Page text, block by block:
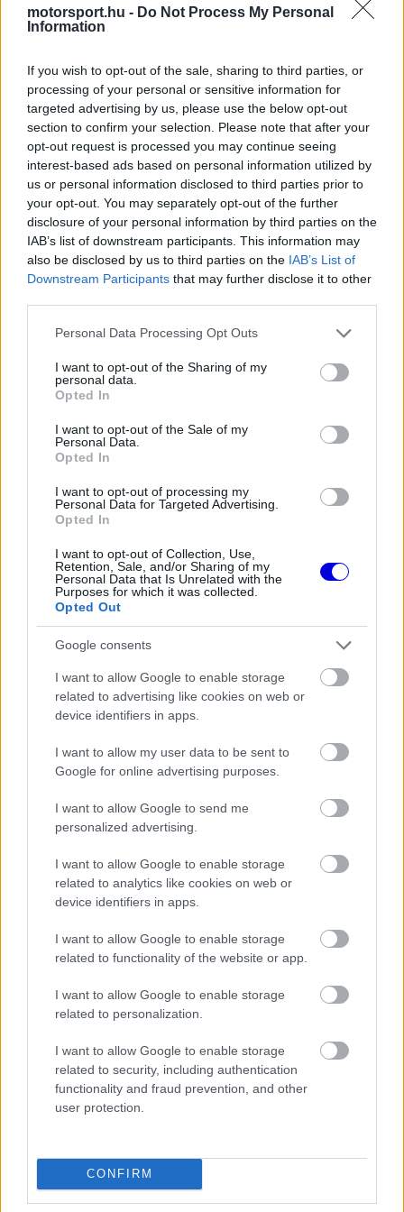
motorsport.hu - Do Not Process My Personal
Information
If you wish to opt-out of the sale, sharing to third parties, or
processing of your personal or sensitive information for
targeted advertising by us, please use the below opt-out
section to confirm your selection. Please note that after your
opt-out request is processed you may continue seeing
interest-based ads based on personal information utilized by
us or personal information disclosed to third parties prior to
your opt-out. You may separately opt-out of the further
disclosure of your personal information by third parties on the
IAB’s list of downstream participants. This information may
also be disclosed by us to third parties on the IAB’s List of
Downstream Participants that may further disclose it to other
Please note that this website/app uses one or more Google
not limited to your visit or usage behaviour. You may click to
grant or deny consent to Google and its third-party tags to
use your data for below specified purposes in below Google
consent section.
Personal Data Processing Opt Outs
I want to opt-out of the Sharing of my
personal data.
Opted In
I want to opt-out of the Sale of my
Personal Data.
Opted In
I want to opt-out of processing my
Personal Data for Targeted Advertising.
Opted In
I want to opt-out of Collection, Use,
Retention, Sale, and/or Sharing of my
Personal Data that Is Unrelated with the
Purposes for which it was collected.
Opted Out
Google consents
I want to allow Google to enable storage
related to advertising like cookies on web or
device identifiers in apps.
I want to allow my user data to be sent to
Google for online advertising purposes.
I want to allow Google to send me
personalized advertising.
I want to allow Google to enable storage
related to analytics like cookies on web or
device identifiers in apps.
I want to allow Google to enable storage
related to functionality of the website or app.
I want to allow Google to enable storage
related to personalization.
I want to allow Google to enable storage
related to security, including authentication
functionality and fraud prevention, and other
user protection.
CONFIRM
window.
A lebonyolítás egyszerű volt, minden pilóta
egyetlen négkörös próbálkozást teljesíthetett,
vagyis négy repülő kör átlagsebessége döntött. A
szombatra tervezett formátummal ellentétben
ezúttal nem volt lehetőség több nekifutásra, így
aki hibázott vagy nem találta el az egyensúlyt,
annak nem maradt javítási esélye.
EZEKET IS AJÁNLJUK
világbajnoki címet kellett volna
nyernie a McLarennel
FORMA-1
célkeresztben
Óriási átalakulás a Ferrarinál,
miközben baljós árnyak vetülnek a
Holland Nagydíjra
Schumacher a pénteki sorsolás alapján a 33 fős
sor 15. tagjaként gurult pályára, és 229,450
mérföld/órás átlagot ért el, ami 369,185 km/órának
felel meg. Ez az eredmény a 28. pozícióhoz volt
elég, így a május 24-i, 200 körös versenyen a 10.
sorból indulhat.
A Foxnak adott interjúban a német versenyző
arról beszélt, hogy nem volt zökkenőmentes a
felkészülés. „Az egész hétvége nem volt
egyszerű. Most meg kell értenünk, mi történt az
időmérőn. Az autó jól érezhető volt, ami talán
nem is a legjobb ezen a pályán. Lehet, hogy itt
inkább egy kicsit idegesebb autó működik
remélhetőleg a versenyre jó csomagunk lesz” –
mondta Schumacher.